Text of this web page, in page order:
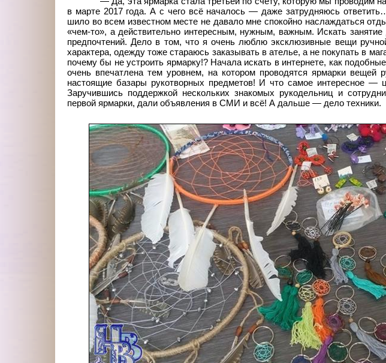
в марте 2017 года. А с чего всё началось — даже затрудняюсь
шило во всем известном месте не давало мне спокойно наслаждаться
«чем-то», а действительно интересным, нужным, важным. Искать
предпочтений. Дело в том, что я очень люблю эксклюзивные вещи
характера, одежду тоже стараюсь заказывать в ателье, а не покупать в
почему бы не устроить ярмарку!? Начала искать в интернете, как
очень впечатлена тем уровнем, на котором проводятся ярмарки вещей
настоящие базары рукотворных предметов! И что самое интересное —
Заручившись поддержкой нескольких знакомых рукодельниц и
первой ярмарки, дали объявления в СМИ и всё! А дальше — дело техники.